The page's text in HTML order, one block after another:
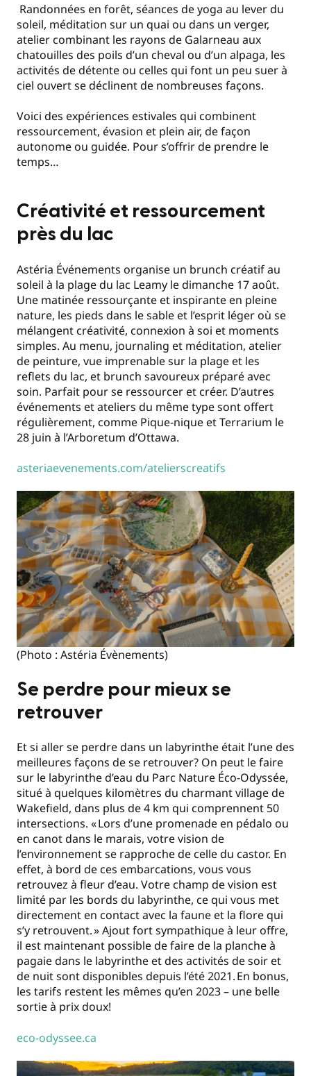
Randonnées en forêt, séances de yoga au lever du
soleil, méditation sur un quai ou dans un verger,
atelier combinant les rayons de Galarneau aux
chatouilles des poils d’un cheval ou d’un alpaga, les
activités de détente ou celles qui font un peu suer à
ciel ouvert se déclinent de nombreuses façons.
Voici des expériences estivales qui combinent
ressourcement, évasion et plein air, de façon
autonome ou guidée. Pour s’offrir de prendre le
temps…
Créativité et ressourcement
près du lac
Astéria Événements organise un brunch créatif au
soleil à la plage du lac Leamy le dimanche 17 août.
Une matinée ressourçante et inspirante en pleine
nature, les pieds dans le sable et l’esprit léger où se
mélangent créativité, connexion à soi et moments
simples. Au menu, journaling et méditation, atelier
de peinture, vue imprenable sur la plage et les
reflets du lac, et brunch savoureux préparé avec
soin. Parfait pour se ressourcer et créer. D’autres
événements et ateliers du même type sont offert
régulièrement, comme Pique-nique et Terrarium le
28 juin à l’Arboretum d’Ottawa.
asteriaevenements.com/atelierscreatifs
(Photo : Astéria Évènements)
Se perdre pour mieux se
retrouver
Et si aller se perdre dans un labyrinthe était l’une des
meilleures façons de se retrouver? On peut le faire
sur le labyrinthe d’eau du Parc Nature Éco-Odyssée,
situé à quelques kilomètres du charmant village de
Wakefield, dans plus de 4 km qui comprennent 50
intersections. « Lors d’une promenade en pédalo ou
en canot dans le marais, votre vision de
l’environnement se rapproche de celle du castor. En
effet, à bord de ces embarcations, vous vous
retrouvez à fleur d’eau. Votre champ de vision est
limité par les bords du labyrinthe, ce qui vous met
directement en contact avec la faune et la flore qui
s’y retrouvent. » Ajout fort sympathique à leur offre,
il est maintenant possible de faire de la planche à
pagaie dans le labyrinthe et des activités de soir et
de nuit sont disponibles depuis l’été 2021. En bonus,
les tarifs restent les mêmes qu’en 2023 – une belle
sortie à prix doux!
eco-odyssee.ca